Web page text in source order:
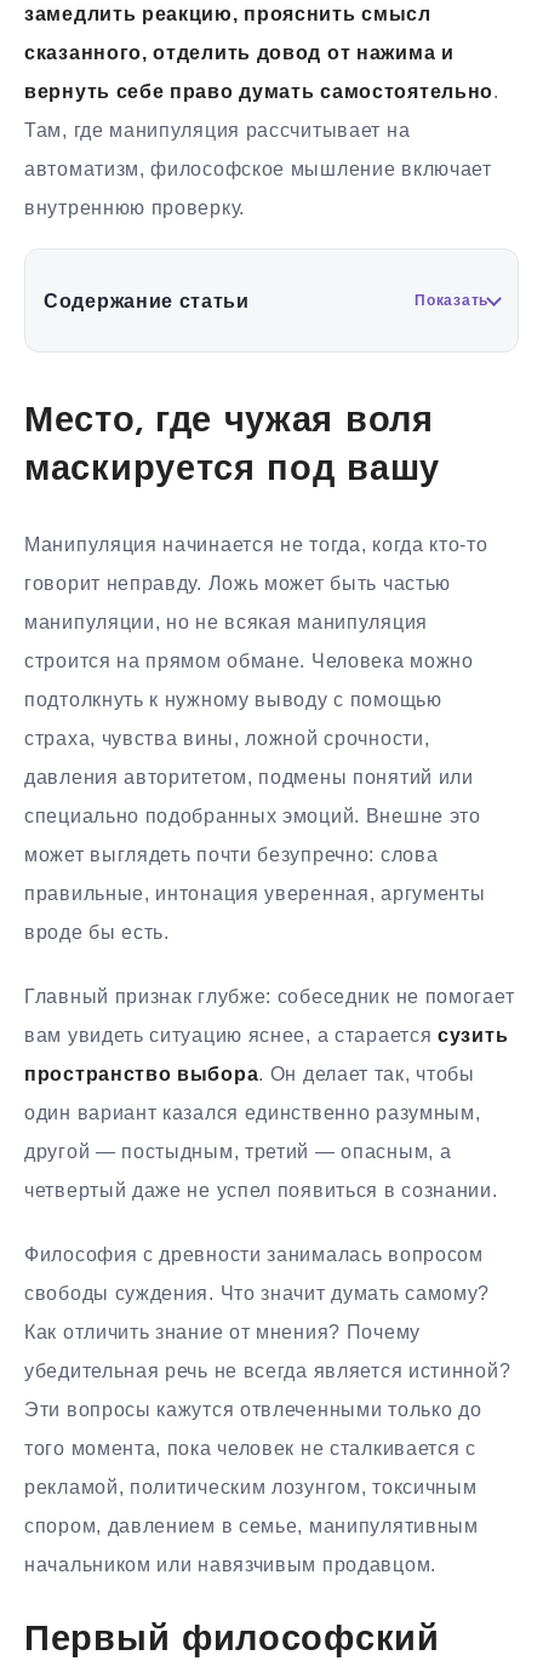
замедлить реакцию, прояснить смысл
сказанного, отделить довод от нажима и
вернуть себе право думать самостоятельно.
Там, где манипуляция рассчитывает на
автоматизм, философское мышление включает
внутреннюю проверку.
Содержание статьи Показать
Место, где чужая воля
маскируется под вашу
Манипуляция начинается не тогда, когда кто-то
говорит неправду. Ложь может быть частью
манипуляции, но не всякая манипуляция
строится на прямом обмане. Человека можно
подтолкнуть к нужному выводу с помощью
страха, чувства вины, ложной срочности,
давления авторитетом, подмены понятий или
специально подобранных эмоций. Внешне это
может выглядеть почти безупречно: слова
правильные, интонация уверенная, аргументы
вроде бы есть.
Главный признак глубже: собеседник не помогает
вам увидеть ситуацию яснее, а стараетсясузить
пространство выбора. Он делает так, чтобы
один вариант казался единственно разумным,
другой — постыдным, третий — опасным, а
четвертый даже не успел появиться в сознании.
Философия с древности занималась вопросом
свободы суждения. Что значит думать самому?
Как отличить знание от мнения? Почему
убедительная речь не всегда является истинной?
Эти вопросы кажутся отвлеченными только до
того момента, пока человек не сталкивается с
рекламой, политическим лозунгом, токсичным
спором, давлением в семье, манипулятивным
начальником или навязчивым продавцом.
Первый философский